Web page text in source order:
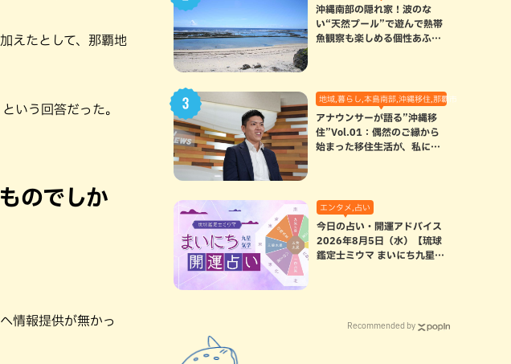
えたとして、那覇地
いう回答だった。
のでしか
情報提供が無かっ
沖縄南部の隠れ家！波のな
い“天然プール”で遊んで熱帯
魚観察も楽しめる個性あふれ
地域,暮らし,本島南部,沖縄移住,那覇市
アナウンサーが語る”沖縄移
住”Vol.01：偶然のご縁から
始まった移住生活が、私にと
エンタメ,占い
今日の占い・開運アドバイス
2026年8月5日（水）【琉球
鑑定士ミウマ まいにち九星気
Recommended by